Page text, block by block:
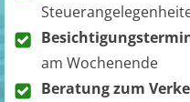
am Wochenende
Beratung zum